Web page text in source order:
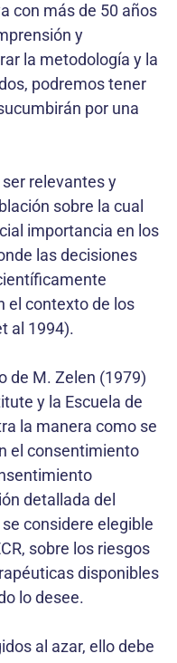
con más de 50 años
y
la metodología y la
podremos tener
por una
ser relevantes y
sobre la cual
importancia en los
las decisiones
el contexto de los
al 1994).
de M. Zelen (1979)
y la Escuela de
la manera como se
el consentimiento
detallada del
considere elegible
sobre los riesgos
disponibles
lo desee.
al azar, ello debe